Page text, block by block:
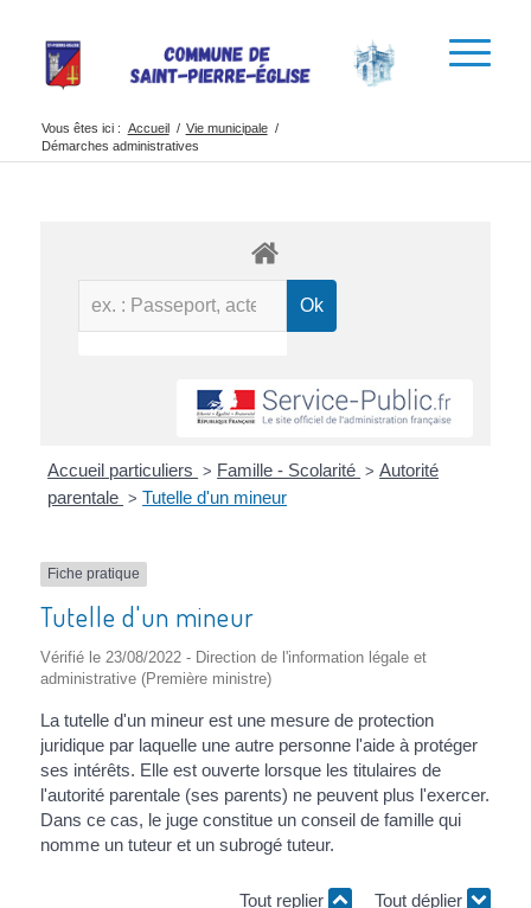
Vous êtes ici : Accueil / Vie municipale /
Démarches administratives
Accueil particuliers > Famille - Scolarité > Autorité
parentale > Tutelle d'un mineur
Fiche pratique
Tutelle d'un mineur
Vérifié le 23/08/2022 - Direction de l'information légale et
administrative (Première ministre)
La tutelle d'un mineur est une mesure de protection
juridique par laquelle une autre personne l'aide à protéger
ses intérêts. Elle est ouverte lorsque les titulaires de
l'autorité parentale (ses parents) ne peuvent plus l'exercer.
Dans ce cas, le juge constitue un conseil de famille qui
nomme un tuteur et un subrogé tuteur.
Tout replier Tout déplier